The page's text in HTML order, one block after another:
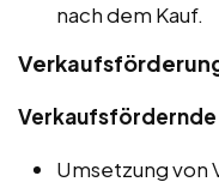
nach dem Kauf.
Verkaufsfördernde
Umsetzung von